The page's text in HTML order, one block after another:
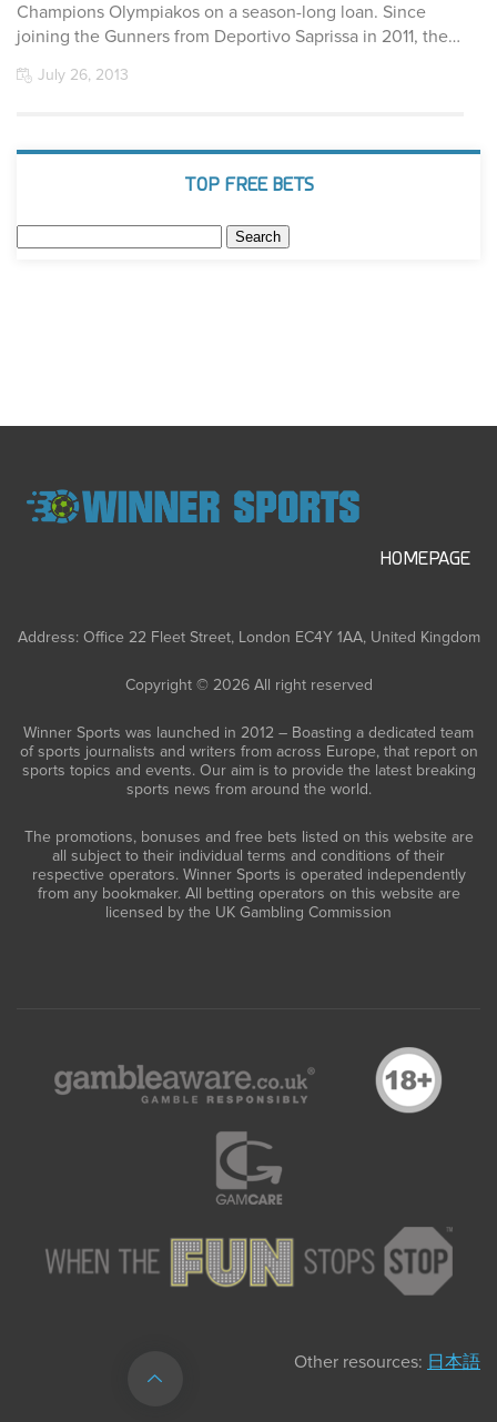
Champions Olympiakos on a season-long loan. Since
joining the Gunners from Deportivo Saprissa in 2011, the…
July 26, 2013
TOP FREE BETS
HOMEPAGE
Address: Office 22 Fleet Street, London EC4Y 1AA, United Kingdom
Copyright © 2026 All right reserved
Winner Sports was launched in 2012 – Boasting a dedicated team
of sports journalists and writers from across Europe, that report on
sports topics and events. Our aim is to provide the latest breaking
sports news from around the world.
The promotions, bonuses and free bets listed on this website are
all subject to their individual terms and conditions of their
respective operators. Winner Sports is operated independently
from any bookmaker. All betting operators on this website are
licensed by the UK Gambling Commission
Other resources: 日本語